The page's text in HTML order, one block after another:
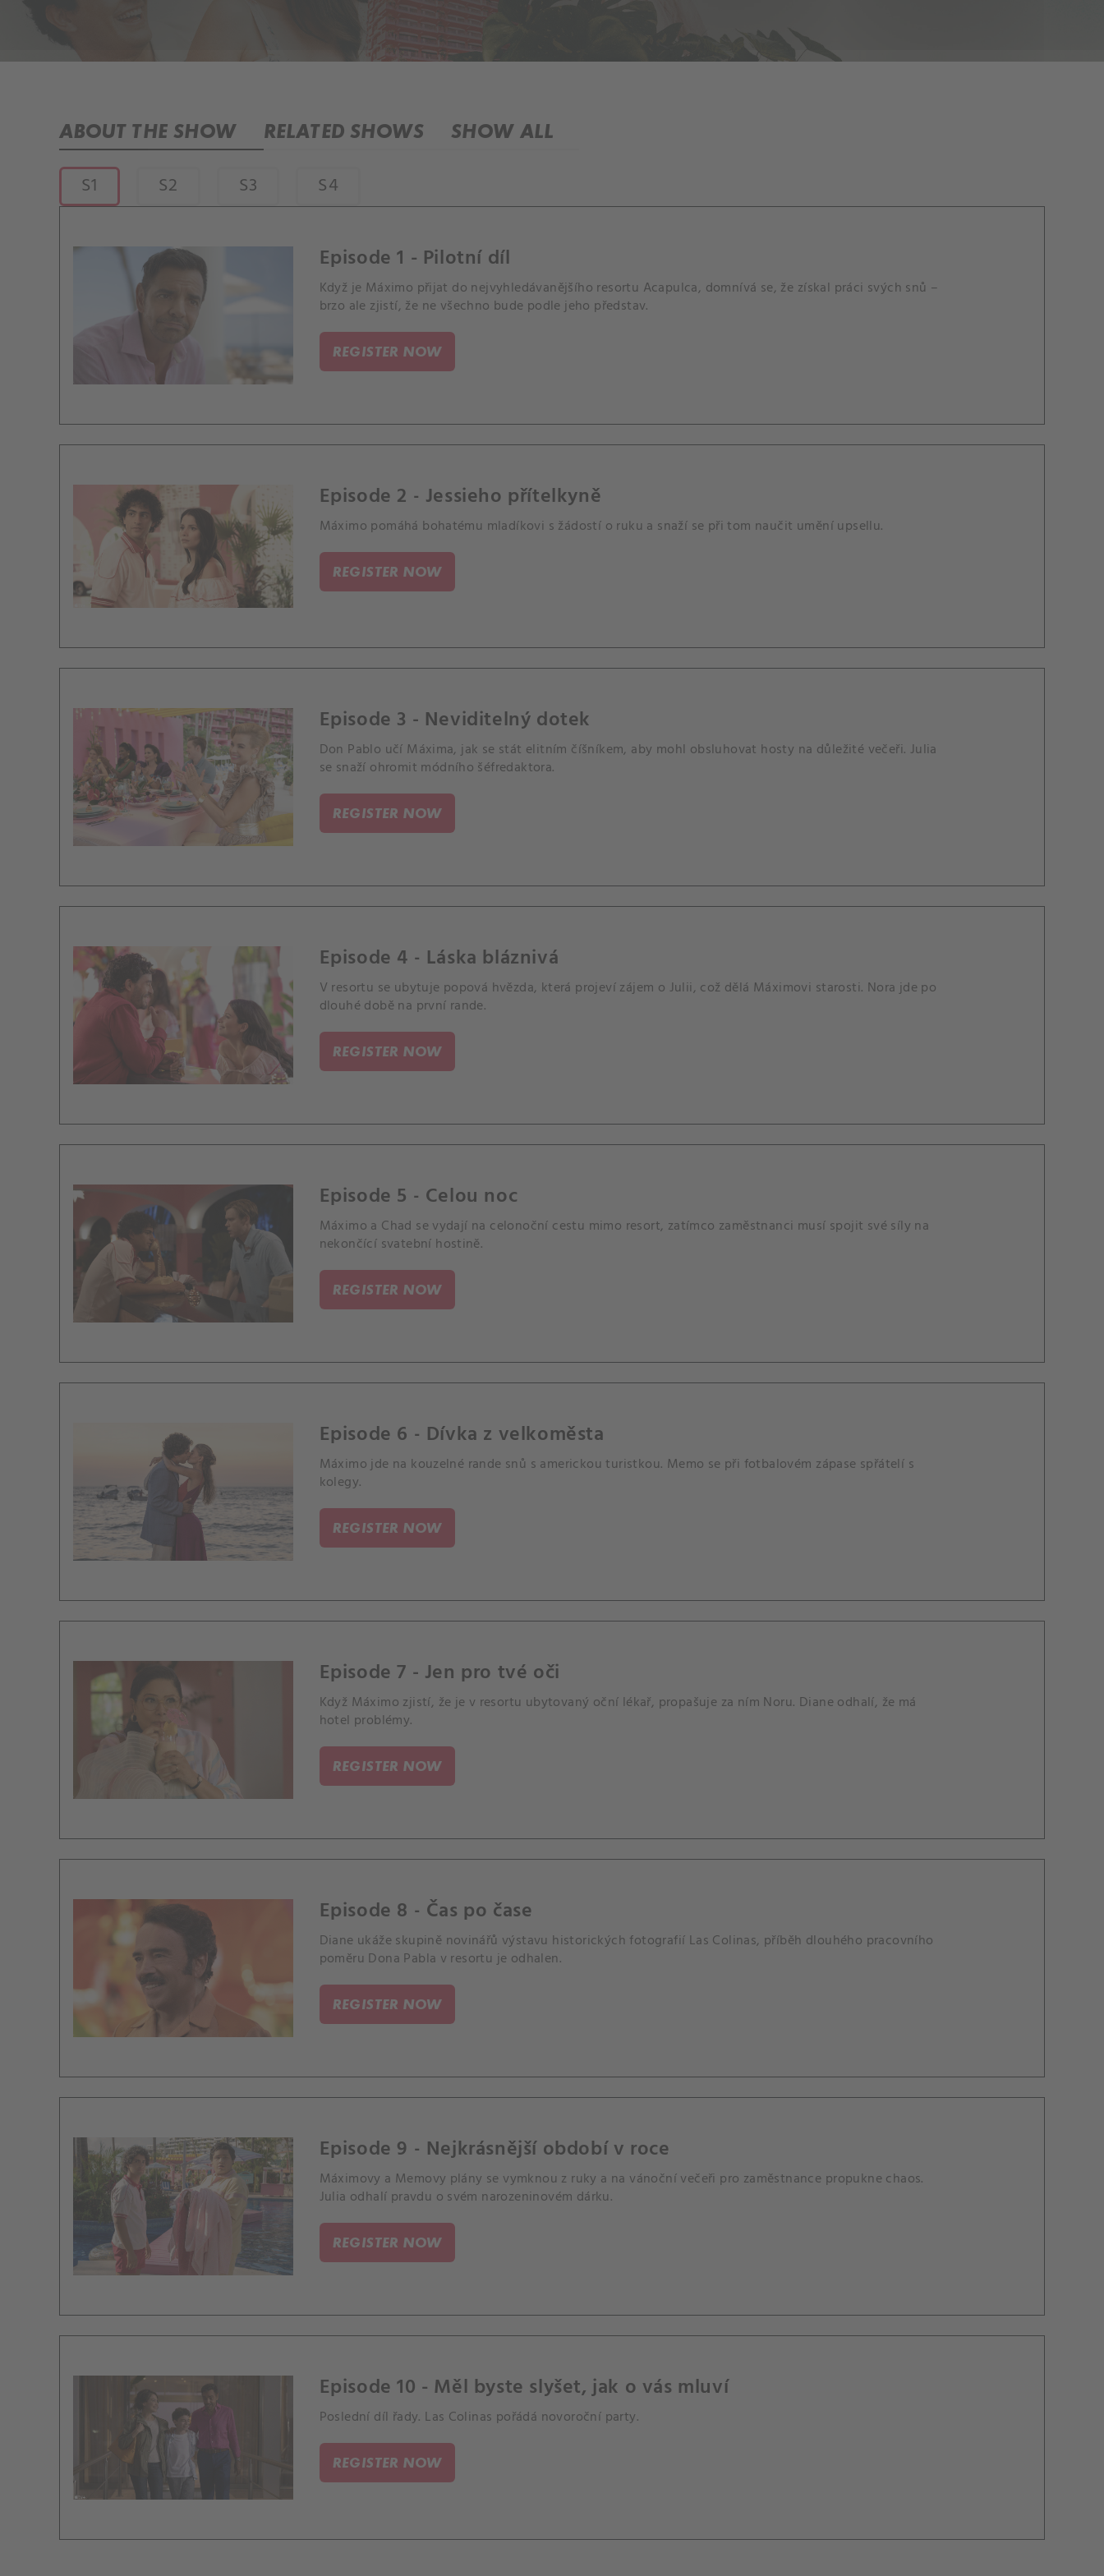
ABOUT THE SHOW RELATED SHOWS SHOW ALL
S1 S2 S3 S4
Episode 1 - Pilotní díl
Když je Máximo přijat do nejvyhledávanějšího resortu Acapulca, domnívá se, že získal práci svých snů –
brzo ale zjistí, že ne všechno bude podle jeho představ.
REGISTER NOW
Episode 2 - Jessieho přítelkyně
Máximo pomáhá bohatému mladíkovi s žádostí o ruku a snaží se při tom naučit umění upsellu.
REGISTER NOW
Episode 3 - Neviditelný dotek
Don Pablo učí Máxima, jak se stát elitním číšníkem, aby mohl obsluhovat hosty na důležité večeři. Julia
se snaží ohromit módního šéfredaktora.
REGISTER NOW
Episode 4 - Láska bláznivá
V resortu se ubytuje popová hvězda, která projeví zájem o Julii, což dělá Máximovi starosti. Nora jde po
dlouhé době na první rande.
REGISTER NOW
Episode 5 - Celou noc
Máximo a Chad se vydají na celonoční cestu mimo resort, zatímco zaměstnanci musí spojit své síly na
nekončící svatební hostině.
REGISTER NOW
Episode 6 - Dívka z velkoměsta
Máximo jde na kouzelné rande snů s americkou turistkou. Memo se při fotbalovém zápase spřátelí s
kolegy.
REGISTER NOW
Episode 7 - Jen pro tvé oči
Když Máximo zjistí, že je v resortu ubytovaný oční lékař, propašuje za ním Noru. Diane odhalí, že má
hotel problémy.
REGISTER NOW
Episode 8 - Čas po čase
Diane ukáže skupině novinářů výstavu historických fotografií Las Colinas, příběh dlouhého pracovního
poměru Dona Pabla v resortu je odhalen.
REGISTER NOW
Episode 9 - Nejkrásnější období v roce
Máximovy a Memovy plány se vymknou z ruky a na vánoční večeři pro zaměstnance propukne chaos.
Julia odhalí pravdu o svém narozeninovém dárku.
REGISTER NOW
Episode 10 - Měl byste slyšet, jak o vás mluví
Poslední díl řady. Las Colinas pořádá novoroční party.
REGISTER NOW